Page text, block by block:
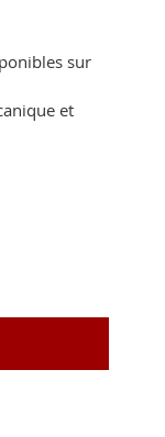
sur
et